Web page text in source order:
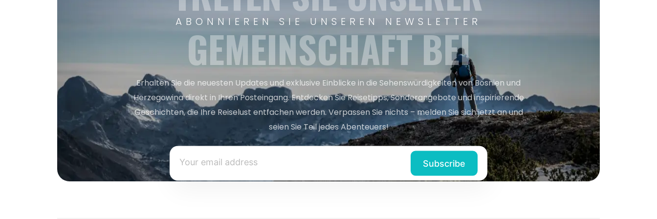
ABONNIEREN SIE UNSEREN NEWSLETTER
GEMEINSCHAFT BEI
Erhalten Sie die neuesten Updates und exklusive Einblicke in die Sehenswürdigkeiten von Bosnien und
Herzegowina direkt in Ihren Posteingang. Entdecken Sie Reisetipps, Sonderangebote und inspirierende
Geschichten, die Ihre Reiselust entfachen werden. Verpassen Sie nichts – melden Sie sich jetzt an und
seien Sie Teil jedes Abenteuers!